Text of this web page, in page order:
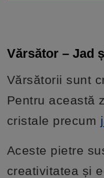
Vărsător – Jad
Vărsătorii sunt
Pentru această
cristale precum
Aceste pietre
creativitatea și